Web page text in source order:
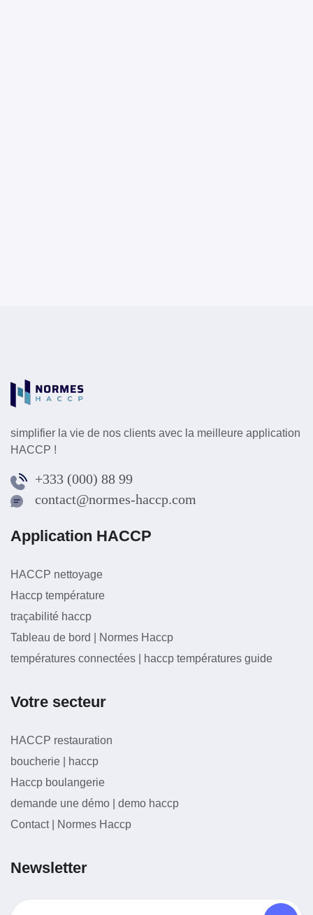
simplifier la vie de nos clients avec la meilleure application
HACCP !
+333 (000) 88 99
contact@normes-haccp.com
Application HACCP
HACCP nettoyage
Haccp température
traçabilité haccp
Tableau de bord | Normes Haccp
températures connectées | haccp températures guide
Votre secteur
HACCP restauration
boucherie | haccp
Haccp boulangerie
demande une démo | demo haccp
Contact | Normes Haccp
Newsletter